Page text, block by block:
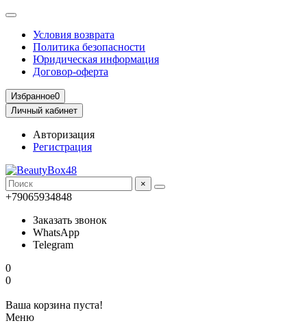
Условия возврата
Политика безопасности
Юридическая информация
Договор-оферта
Избранное0
Личный кабинет
Авторизация
Регистрация
×
+79065934848
Заказать звонок
WhatsApp
Telegram
0
0
Ваша корзина пуста!
Меню